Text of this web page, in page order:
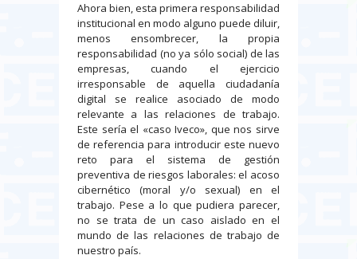
Ahora bien, esta primera responsabilidad
institucional en modo alguno puede diluir,
menos ensombrecer, la propia
responsabilidad (no ya sólo social) de las
empresas, cuando el ejercicio
irresponsable de aquella ciudadanía
digital se realice asociado de modo
relevante a las relaciones de trabajo.
Este sería el «caso Iveco», que nos sirve
de referencia para introducir este nuevo
reto para el sistema de gestión
preventiva de riesgos laborales: el acoso
cibernético (moral y/o sexual) en el
trabajo. Pese a lo que pudiera parecer,
no se trata de un caso aislado en el
mundo de las relaciones de trabajo de
nuestro país.